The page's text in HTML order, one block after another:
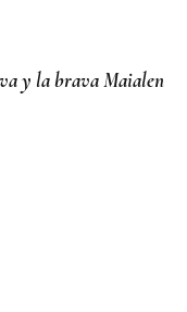
y la brava Maialen